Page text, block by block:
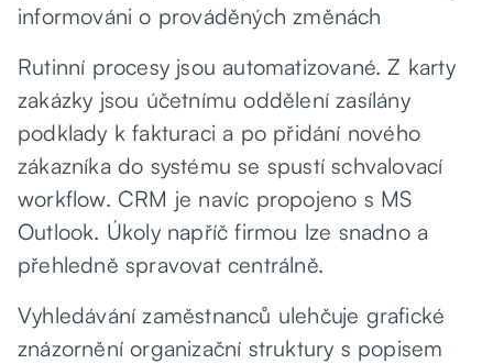
informováni o prováděných změnách
Rutinní procesy jsou automatizované. Z karty
zakázky jsou účetnímu oddělení zasílány
podklady k fakturaci a po přidání nového
zákazníka do systému se spustí schvalovací
workflow. CRM je navíc propojeno s MS
Outlook. Úkoly napříč firmou lze snadno a
přehledně spravovat centrálně.
Vyhledávání zaměstnanců ulehčuje grafické
znázornění organizační struktury s popisem